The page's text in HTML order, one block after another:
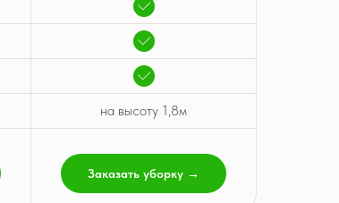
на высоту 1,8м
Заказать уборку →